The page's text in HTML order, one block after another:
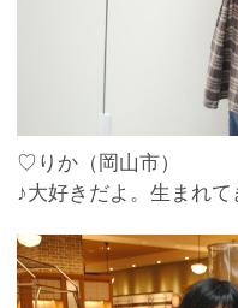
♡りか（岡山市）
♪大好きだよ。生まれて